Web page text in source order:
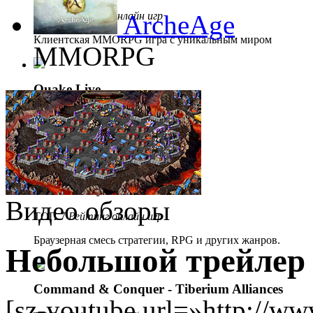
ТОП 5Рейтинг онлайн игр
Клиентская MMORPG игра с уникальным миром
Quake Live
ТОП 6Рейтинг онлайн игр
Браузерный экшен.
Demon Slayer
ТОП 7Рейтинг онлайн игр
Браузерная смесь стратегии, RPG и других жанров.
Command & Conquer - Tiberium Alliances
ArcheAge
MMORPG
Видео обзоры
Небольшой